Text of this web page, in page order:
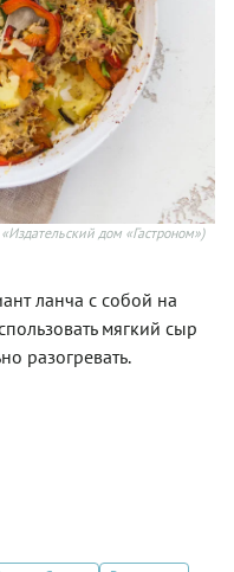
дом «Гастроном»)
ланча с собой на
мягкий сыр
разогревать.